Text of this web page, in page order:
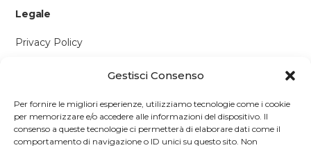
Gestisci Consenso
Per fornire le migliori esperienze, utilizziamo tecnologie come i cookie
per memorizzare e/o accedere alle informazioni del dispositivo. Il
consenso a queste tecnologie ci permetterà di elaborare dati come il
comportamento di navigazione o ID unici su questo sito. Non
Legale
Privacy Policy
Contattaci
Via P. Savi, 328
55049 Viareggio (LU)